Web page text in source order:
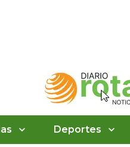
Deportes